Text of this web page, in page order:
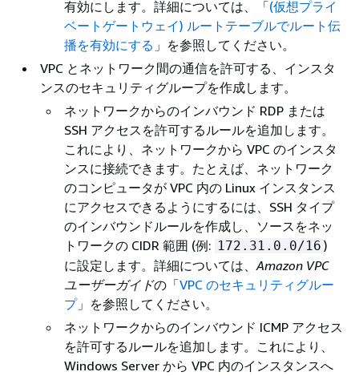
有効にします。詳細については、「(仮想プライ
ベートゲートウェイ) ルートテーブルでルート伝
播を有効にする 」を参照してください。
VPC とネットワーク間の通信を許可する、インスタ
ンスのセキュリティグループを作成します。
ネットワークからのインバウンド RDP または
SSH アクセスを許可するルールを追加します。
これにより、ネットワークから VPC のインスタ
ンスに接続できます。たとえば、ネットワーク
のコンピュータが VPC 内の Linux インスタンス
にアクセスできるようにするには、SSH タイプ
のインバウンドルールを作成し、ソースをネッ
トワークの CIDR 範囲 (例: 172.31.0.0/16 )
に設定します。詳細については、Amazon VPC
ユーザーガイドの「VPC のセキュリティグルー
プ」を参照してください。
ネットワークからのインバウンド ICMP アクセス
を許可するルールを追加します。これにより、
Windows Server から VPC 内のインスタンスへ